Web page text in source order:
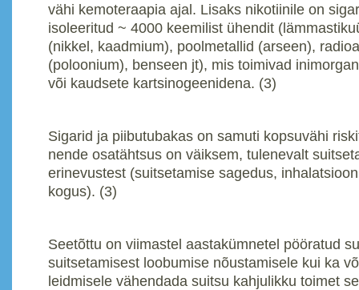
vähi kemoteraapia ajal. Lisaks nikotiinile on
isoleeritud ~ 4000 keemilist ühendit
(nikkel, kaadmium), poolmetallid (arseen),
(poloonium), benseen jt), mis toimivad
või kaudsete kartsinogeenidena. (3)
Sigarid ja piibutubakas on samuti kopsuvähi
nende osatähtsus on väiksem, tulenevalt
erinevustest (suitsetamise sagedus,
kogus). (3)
Seetõttu on viimastel aastakümnetel pööratud
suitsetamisest loobumise nõustamisele kui ka
leidmisele vähendada suitsu kahjulikku toimet